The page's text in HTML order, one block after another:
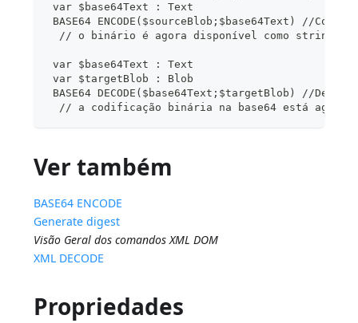
var $base64Text : Text
BASE64 ENCODE($sourceBlob;$base64Text) //
// o binário é agora disponível como string de
var $base64Text : Text
var $targetBlob : Blob
BASE64 DECODE($base64Text;$targetBlob) //
// a codificação binária na base64 está agora
Ver também
BASE64 ENCODE
Generate digest
Visão Geral dos comandos XML DOM
XML DECODE
Propriedades